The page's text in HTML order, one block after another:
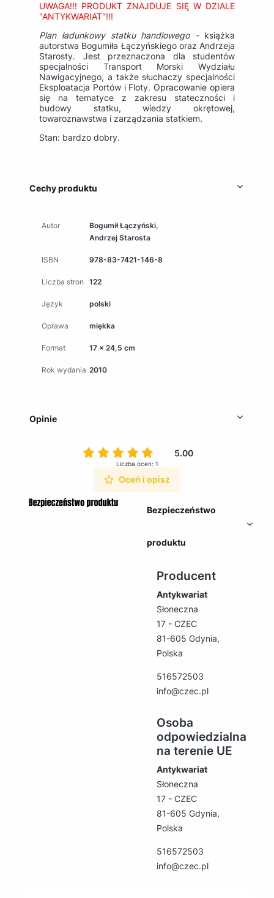
UWAGA!!! PRODUKT ZNAJDUJE SIĘ W DZIALE
"ANTYKWARIAT"!!!
Plan ładunkowy statku handlowego -książka
autorstwa Bogumiła Łączyńskiego oraz Andrzeja
Starosty. Jest przeznaczona dla studentów
specjalności Transport Morski Wydziału
Nawigacyjnego, a także słuchaczy specjalności
Eksploatacja Portów i Floty. Opracowanie opiera
się na tematyce z zakresu stateczności i
budowy statku, wiedzy okrętowej,
towaroznawstwa i zarządzania statkiem.
Stan: bardzo dobry.
Cechy produktu
Autor
Bogumił Łączyński,
Andrzej Starosta
ISBN 978-83-7421-146-8
Liczba stron 122
Język polski
Oprawa miękka
Format 17 x 24,5 cm
Rok wydania 2010
Opinie
5.00
Liczba ocen: 1
Oceń i opisz
Bezpieczeństwo
produktu
Producent
Antykwariat
Słoneczna
17 - CZEC
81-605 Gdynia,
Polska
516572503
info@czec.pl
Osoba
odpowiedzialna
na terenie UE
Antykwariat
Słoneczna
17 - CZEC
81-605 Gdynia,
Polska
516572503
info@czec.pl